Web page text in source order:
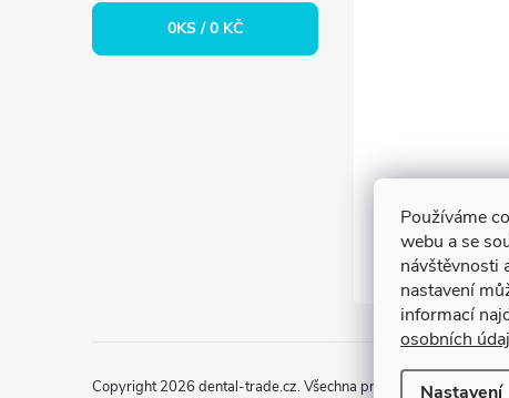
Používáme
webu a se
návštěvnosti
nastavení
informací
osobních
Nastavení
0KS /0 KČ
Copyright 2026 dental-trade.cz. Všechna práva vyhrazena.